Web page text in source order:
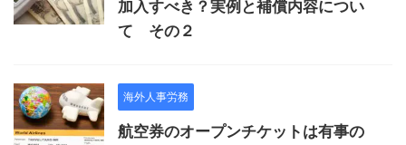
加入すべき？実例と補償内容につい
て その２
海外人事労務
航空券のオープンチケットは有事の